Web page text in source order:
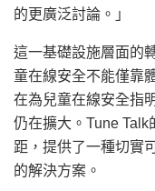
的更廣泛討論。」
這一基礎設施層面的
童在線安全不能僅靠
在為兒童在線安全指
仍在擴大。Tune
距，提供了一種切實
的解決方案。